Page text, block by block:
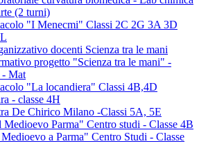
(2 turni)
"I Menecmi" Classi 2C 2G 3A 3D
docenti Scienza tra le mani
progetto "Scienza tra le mani" -
- Mat
"La locandiera" Classi 4B,4D
- classe 4H
De Chirico Milano -Classi 5A, 5E
Medioevo Parma" Centro studi - Classe 4B
a Parma" Centro Studi - Classe